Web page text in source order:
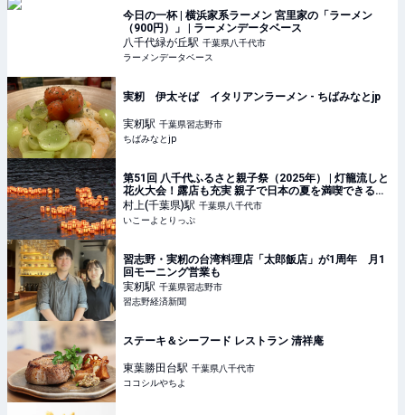
今日の一杯 | 横浜家系ラーメン 宮里家の「ラーメン
（900円）」 | ラーメンデータベース
八千代緑が丘駅 千葉県八千代市
ラーメンデータベース
実籾 伊太そば イタリアンラーメン - ちばみなとjp
実籾駅 千葉県習志野市
ちばみなとjp
第51回 八千代ふるさと親子祭（2025年） | 灯籠流しと
花火大会！露店も充実 親子で日本の夏を満喫できる祭
り | 千葉県八千代市 | いこーよとりっぷ
村上(千葉県)駅 千葉県八千代市
いこーよとりっぷ
習志野・実籾の台湾料理店「太郎飯店」が1周年 月1
回モーニング営業も
実籾駅 千葉県習志野市
習志野経済新聞
ステーキ＆シーフード レストラン 清祥庵
東葉勝田台駅 千葉県八千代市
ココシルやちよ